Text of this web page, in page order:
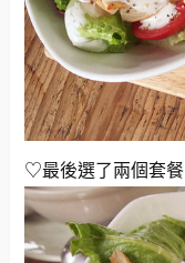
♡最後選了兩個套餐